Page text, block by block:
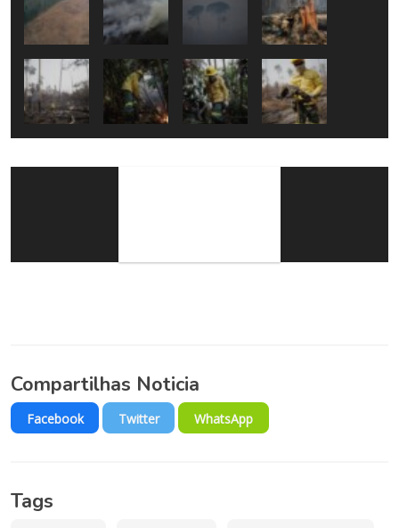
Compartilhas Noticia
Facebook Twitter WhatsApp
Tags